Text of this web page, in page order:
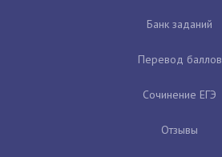
Банк заданий
Перевод баллов
Сочинение ЕГЭ
Отзывы